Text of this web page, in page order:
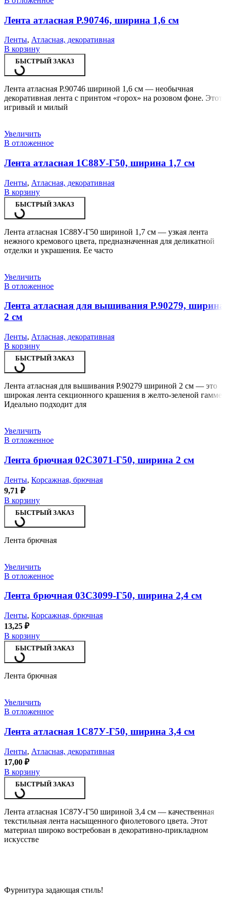
Лента атласная Р.90746, ширина 1,6 см
Ленты, Атласная, декоративная
В корзину
БЫСТРЫЙ ЗАКАЗ
Лента атласная Р.90746 шириной 1,6 см — необычная
декоративная лента с принтом «горох» на розовом фоне. Этот
игривый и милый
Увеличить
В отложенное
Лента атласная 1С88У-Г50, ширина 1,7 см
Ленты, Атласная, декоративная
В корзину
БЫСТРЫЙ ЗАКАЗ
Лента атласная 1С88У-Г50 шириной 1,7 см — узкая лента
нежного кремового цвета, предназначенная для деликатной
отделки и украшения. Ее часто
Увеличить
В отложенное
Лента атласная для вышивания Р.90279, ширина
2 см
Ленты, Атласная, декоративная
В корзину
БЫСТРЫЙ ЗАКАЗ
Лента атласная для вышивания Р.90279 шириной 2 см — это
широкая лента секционного крашения в желто-зеленой гамме.
Идеально подходит для
Увеличить
В отложенное
Лента брючная 02С3071-Г50, ширина 2 см
Ленты, Корсажная, брючная
9,71 ₽
В корзину
БЫСТРЫЙ ЗАКАЗ
Лента брючная
Увеличить
В отложенное
Лента брючная 03С3099-Г50, ширина 2,4 см
Ленты, Корсажная, брючная
13,25 ₽
В корзину
БЫСТРЫЙ ЗАКАЗ
Лента брючная
Увеличить
В отложенное
Лента атласная 1С87У-Г50, ширина 3,4 см
Ленты, Атласная, декоративная
17,00 ₽
В корзину
БЫСТРЫЙ ЗАКАЗ
Лента атласная 1С87У-Г50 шириной 3,4 см — качественная
текстильная лента насыщенного фиолетового цвета. Этот
материал широко востребован в декоративно-прикладном
искусстве
Фурнитура задающая стиль!